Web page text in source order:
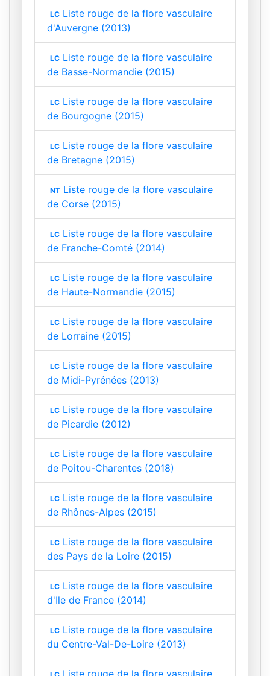
LC Liste rouge de la flore vasculaire
d'Auvergne (2013)
LC Liste rouge de la flore vasculaire
de Basse-Normandie (2015)
LC Liste rouge de la flore vasculaire
de Bourgogne (2015)
LC Liste rouge de la flore vasculaire
de Bretagne (2015)
NT Liste rouge de la flore vasculaire
de Corse (2015)
LC Liste rouge de la flore vasculaire
de Franche-Comté (2014)
LC Liste rouge de la flore vasculaire
de Haute-Normandie (2015)
LC Liste rouge de la flore vasculaire
de Lorraine (2015)
LC Liste rouge de la flore vasculaire
de Midi-Pyrénées (2013)
LC Liste rouge de la flore vasculaire
de Picardie (2012)
LC Liste rouge de la flore vasculaire
de Poitou-Charentes (2018)
LC Liste rouge de la flore vasculaire
de Rhônes-Alpes (2015)
LC Liste rouge de la flore vasculaire
des Pays de la Loire (2015)
LC Liste rouge de la flore vasculaire
d'Ile de France (2014)
LC Liste rouge de la flore vasculaire
du Centre-Val-De-Loire (2013)
Liste rouge de la flore vasculaire